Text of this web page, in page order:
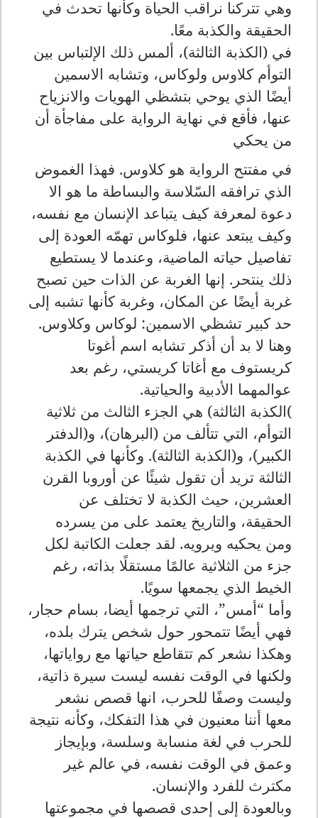
وهي تتركنا نراقب الحياة وكأنها تحدث في
الحقيقة والكذبة معًا.
في (الكذبة الثالثة)، ألمس ذلك الإلتباس بين
التوأم كلاوس ولوكاس، وتشابه الاسمين
أيضًا الذي يوحي بتشظي الهويات والانزياح
عنها، فأقع في نهاية الرواية على مفاجأة أن
من يحكي
في مفتتح الرواية هو كلاوس. فهذا الغموض
الذي ترافقه السّلاسة والبساطة ما هو الا
دعوة لمعرفة كيف يتباعد الإنسان مع نفسه،
وكيف يبتعد عنها، فلوكاس تهمّه العودة إلى
تفاصيل حياته الماضية، وعندما لا يستطيع
ذلك ينتحر. إنها الغربة عن الذات حين تصبح
غربة أيضًا عن المكان، وغربة كأنها تشبه إلى
حد كبير تشظي الاسمين: لوكاس وكلاوس.
وهنا لا بد أن أذكر تشابه اسم أغوتا
كريستوف مع أغاتا كريستي، رغم بعد
عوالمهما الأدبية والحياتية.
(الكذبة الثالثة) هي الجزء الثالث من ثلاثية
التوأم، التي تتألف من (البرهان)، و(الدفتر
الكبير)، و(الكذبة الثالثة). وكأنها في الكذبة
الثالثة تريد أن تقول شيئًا عن أوروبا القرن
العشرين، حيث الكذبة لا تختلف عن
الحقيقة، والتاريخ يعتمد على من يسرده
ومن يحكيه ويرويه. لقد جعلت الكاتبة لكل
جزء من الثلاثية عالمًا مستقلًا بذاته، رغم
الخيط الذي يجمعها سويًا.
وأما “أمس”، التي ترجمها أيضا، بسام حجار،
فهي أيضًا تتمحور حول شخص يترك بلده،
وهكذا نشعر كم تتقاطع حياتها مع رواياتها،
ولكنها في الوقت نفسه ليست سيرة ذاتية،
وليست وصفًا للحرب، انها قصص نشعر
معها أننا معنيون في هذا التفكك، وكأنه نتيجة
للحرب في لغة منسابة وسلسة، وبإيجاز
وعمق في الوقت نفسه، في عالم غير
مكترث للفرد والإنسان.
وبالعودة إلى إحدى قصصها في مجموعتها